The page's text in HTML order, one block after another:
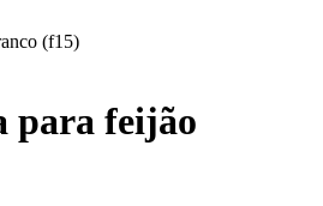
(f15)
para feijão